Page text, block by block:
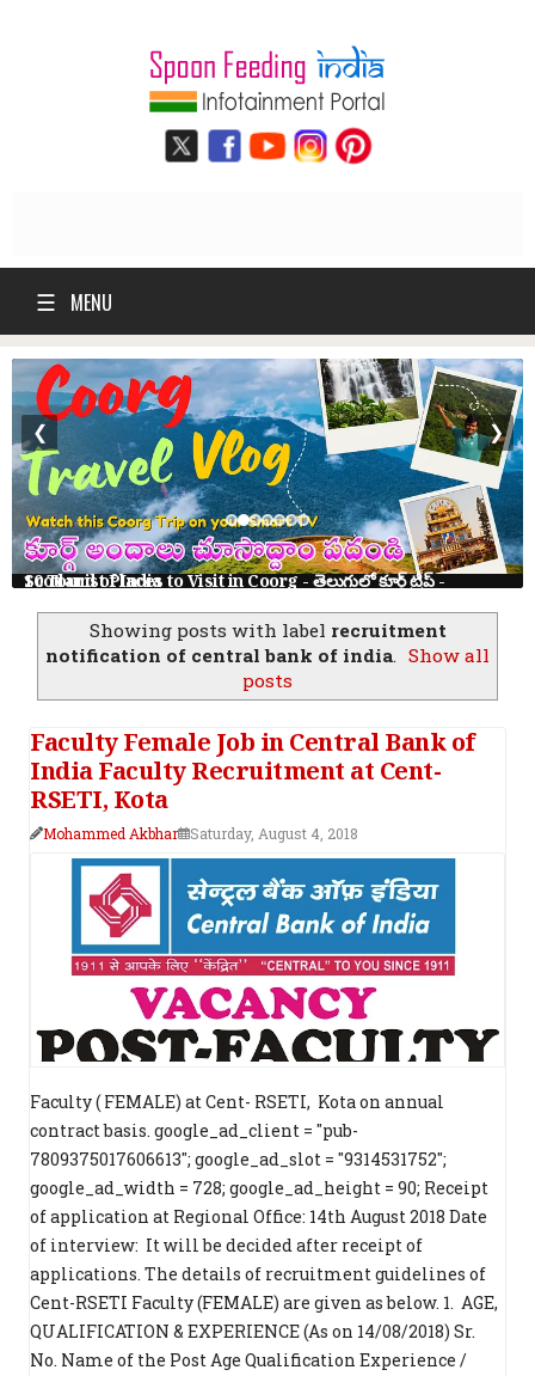
☰ MENU
10 Tourist Places to Visit in Coorg - తెలుగులో కూర్గ్ ట్రిప్ - Scotland of India
❮ ❯
Showing posts with label recruitment
notification of central bank of india. Show all
posts
Faculty Female Job in Central Bank of
India Faculty Recruitment at Cent-
RSETI, Kota
Mohammed Akbhar Saturday, August 4, 2018
Faculty ( FEMALE) at Cent- RSETI, Kota on annual
contract basis. google_ad_client = "pub-
7809375017606613"; google_ad_slot = "9314531752";
google_ad_width = 728; google_ad_height = 90; Receipt
of application at Regional Office: 14th August 2018 Date
of interview: It will be decided after receipt of
applications. The details of recruitment guidelines of
Cent-RSETI Faculty (FEMALE) are given as below. 1. AGE,
QUALIFICATION & EXPERIENCE (As on 14/08/2018) Sr.
No. Name of the Post Age Qualification Experience /